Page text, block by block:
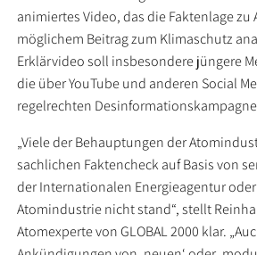
animiertes Video, das die Faktenlage zu
möglichem Beitrag zum Klimaschutz
Erklärvideo soll insbesondere jüngere
die über YouTube und anderen Social
regelrechten
„Viele der Behauptungen der
sachlichen Faktencheck auf Basis von
der Internationalen Energieagentur
Atomindustrie nicht stand“, stellt
Atomexperte von GLOBAL 2000 klar.